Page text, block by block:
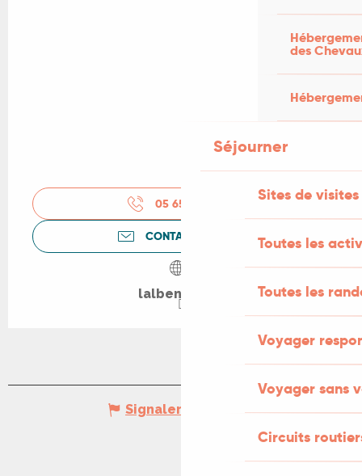
des
Séjourner
Sites de visites
Toutes les
Toutes les
Voyager
Voyager sans
Circuits
05 65 31 61
CONTACTEZ-NOUS
lalbenque.fr
Signaler une erreur